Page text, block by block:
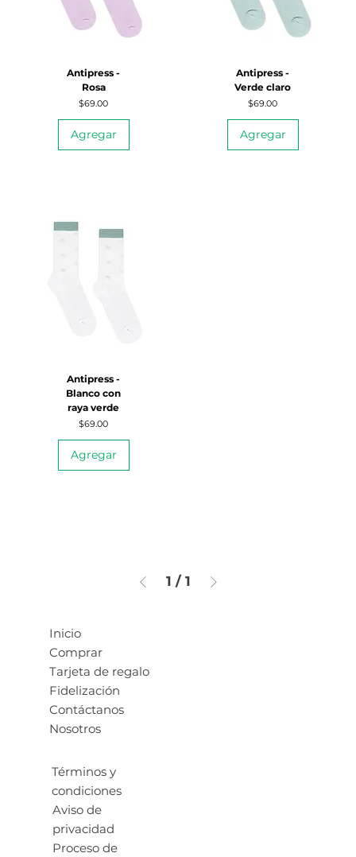
Antipress -
Rosa
Precio
$69.00
Agregar
Antipress -
Verde claro
Precio
$69.00
Agregar
Antipress -
Blanco con
raya verde
Precio
$69.00
Agregar
1 / 1
Inicio
Comprar
Tarjeta de regalo
Fidelización
Nosotros
Contáctanos
Términos y
condiciones
Aviso de
privacidad
Proceso de